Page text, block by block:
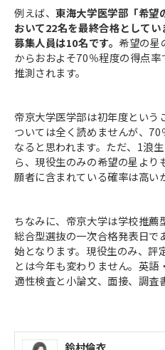
例えば、東海大学医学部「希望
おいて22名を最終合格としてい
募集人員は10名です。 希望の星
からおおよそ70％程度の得点
推測されます。
帝京大学医学部は初年度という
ついては全く読めませんが、
なると思われます。ただ、1浪
ら、現役生のみの希望の星よ
願者に含まれている確率は高い
ちなみに、帝京大学は学校推薦
総合型選抜の一次合格発表日
始となります。現役生のみ、評
とは今年も変わりません。英
適性検査と小論文、面接、調査